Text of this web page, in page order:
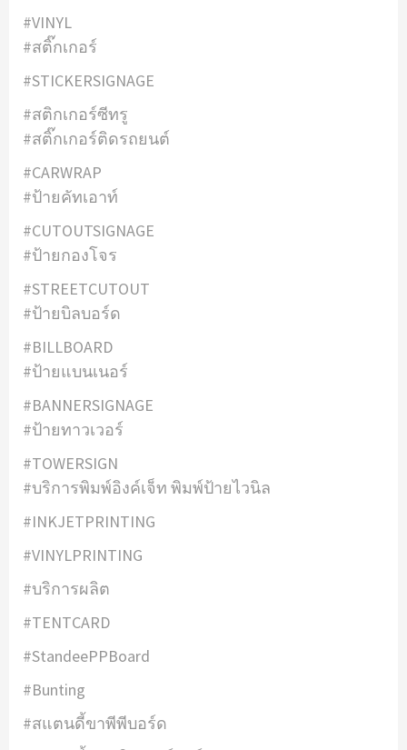
#VINYL
#สติ๊กเกอร์
#STICKERSIGNAGE
#สติกเกอร์ซีทรู
#สติ๊กเกอร์ติดรถยนต์
#CARWRAP
#ป้ายคัทเอาท์
#CUTOUTSIGNAGE
#ป้ายกองโจร
#STREETCUTOUT
#ป้ายบิลบอร์ด
#BILLBOARD
#ป้ายแบนเนอร์
#BANNERSIGNAGE
#ป้ายทาวเวอร์
#TOWERSIGN
#บริการพิมพ์อิงค์เจ็ท พิมพ์ป้ายไวนิล
#INKJETPRINTING
#VINYLPRINTING
#บริการผลิต
#TENTCARD
#StandeePPBoard
#Bunting
#สแตนดี้ขาพีพีบอร์ด